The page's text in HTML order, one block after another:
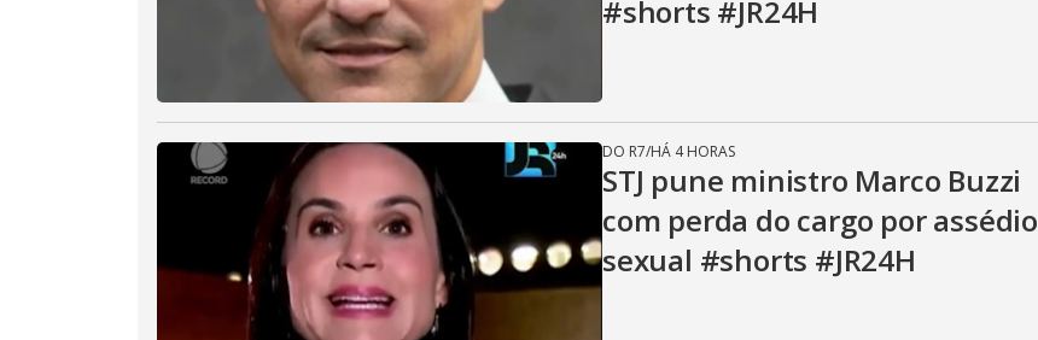
#shorts #JR24H
DO R7/HÁ 4 HORAS
STJ pune ministro Marco Buzzi
com perda do cargo por assédio
sexual #shorts #JR24H